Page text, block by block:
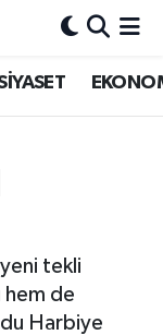
tekli
hem de
Harbiye